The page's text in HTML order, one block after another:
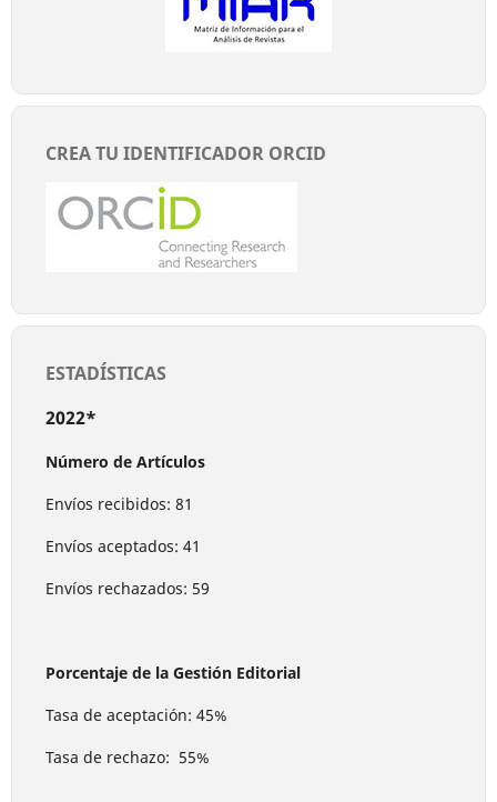
CREA TU IDENTIFICADOR ORCID
ESTADÍSTICAS
2022*
Número de Artículos
Envíos recibidos: 81
Envíos aceptados: 41
Envíos rechazados: 59
Porcentaje de la Gestión Editorial
Tasa de aceptación: 45%
Tasa de rechazo: 55%